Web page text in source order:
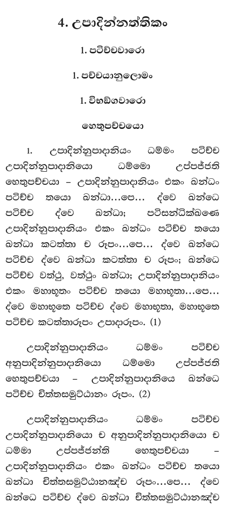
4. උපාදින්නත්තිකං
1. පටිච්චවාරො
1. පච්චයානුලොමං
1. විභඞ්ගවාරො
හෙතුපච්චයො
1. උපාදින්නුපාදානියංධම්මං පටිච්ච
උපාදින්නුපාදානියො ධම්මො උප්පජ්ජති
හෙතුපච්චයා – උපාදින්නුපාදානියං එකං ඛන්ධං
පටිච්ච තයො ඛන්ධා…පෙ… ද්වෙ ඛන්ධෙ
පටිච්ච ද්වෙ ඛන්ධා; පටිසන්ධික්ඛණෙ
උපාදින්නුපාදානියං එකං ඛන්ධං පටිච්ච තයො
ඛන්ධා කටත්තා ච රූපං…පෙ… ද්වෙ ඛන්ධෙ
පටිච්ච ද්වෙ ඛන්ධා කටත්තා ච රූපං; ඛන්ධෙ
පටිච්ච වත්ථු, වත්ථුං ඛන්ධා; උපාදින්නුපාදානියං
එකං මහාභූතං පටිච්ච තයො මහාභූතා…පෙ…
ද්වෙ මහාභූතෙ පටිච්ච ද්වෙ මහාභූතා, මහාභූතෙ
පටිච්ච කටත්තාරූපං උපාදාරූපං. (1)
උපාදින්නුපාදානියං ධම්මං පටිච්ච
අනුපාදින්නුපාදානියො ධම්මො උප්පජ්ජති
හෙතුපච්චයා – උපාදින්නුපාදානියෙ ඛන්ධෙ
පටිච්ච චිත්තසමුට්ඨානං රූපං. (2)
උපාදින්නුපාදානියං ධම්මං පටිච්ච
උපාදින්නුපාදානියො ච අනුපාදින්නුපාදානියො ච
ධම්මා උප්පජ්ජන්ති හෙතුපච්චයා –
උපාදින්නුපාදානියං එකං ඛන්ධං පටිච්ච තයො
ඛන්ධා චිත්තසමුට්ඨානඤ්ච රූපං…පෙ… ද්වෙ
ඛන්ධෙ පටිච්ච ද්වෙ ඛන්ධා චිත්තසමුට්ඨානඤ්ච